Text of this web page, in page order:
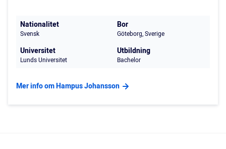
Nationalitet
Svensk
Bor
Göteborg, Sverige
Universitet
Lunds Universitet
Utbildning
Bachelor
Mer info om Hampus Johansson